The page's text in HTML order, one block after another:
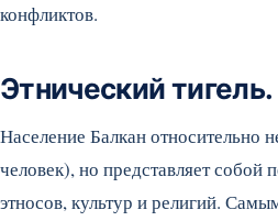
конфликтов.
Этнический тигель.
Население Балкан относительно
человек), но представляет собой
этносов, культур и религий.